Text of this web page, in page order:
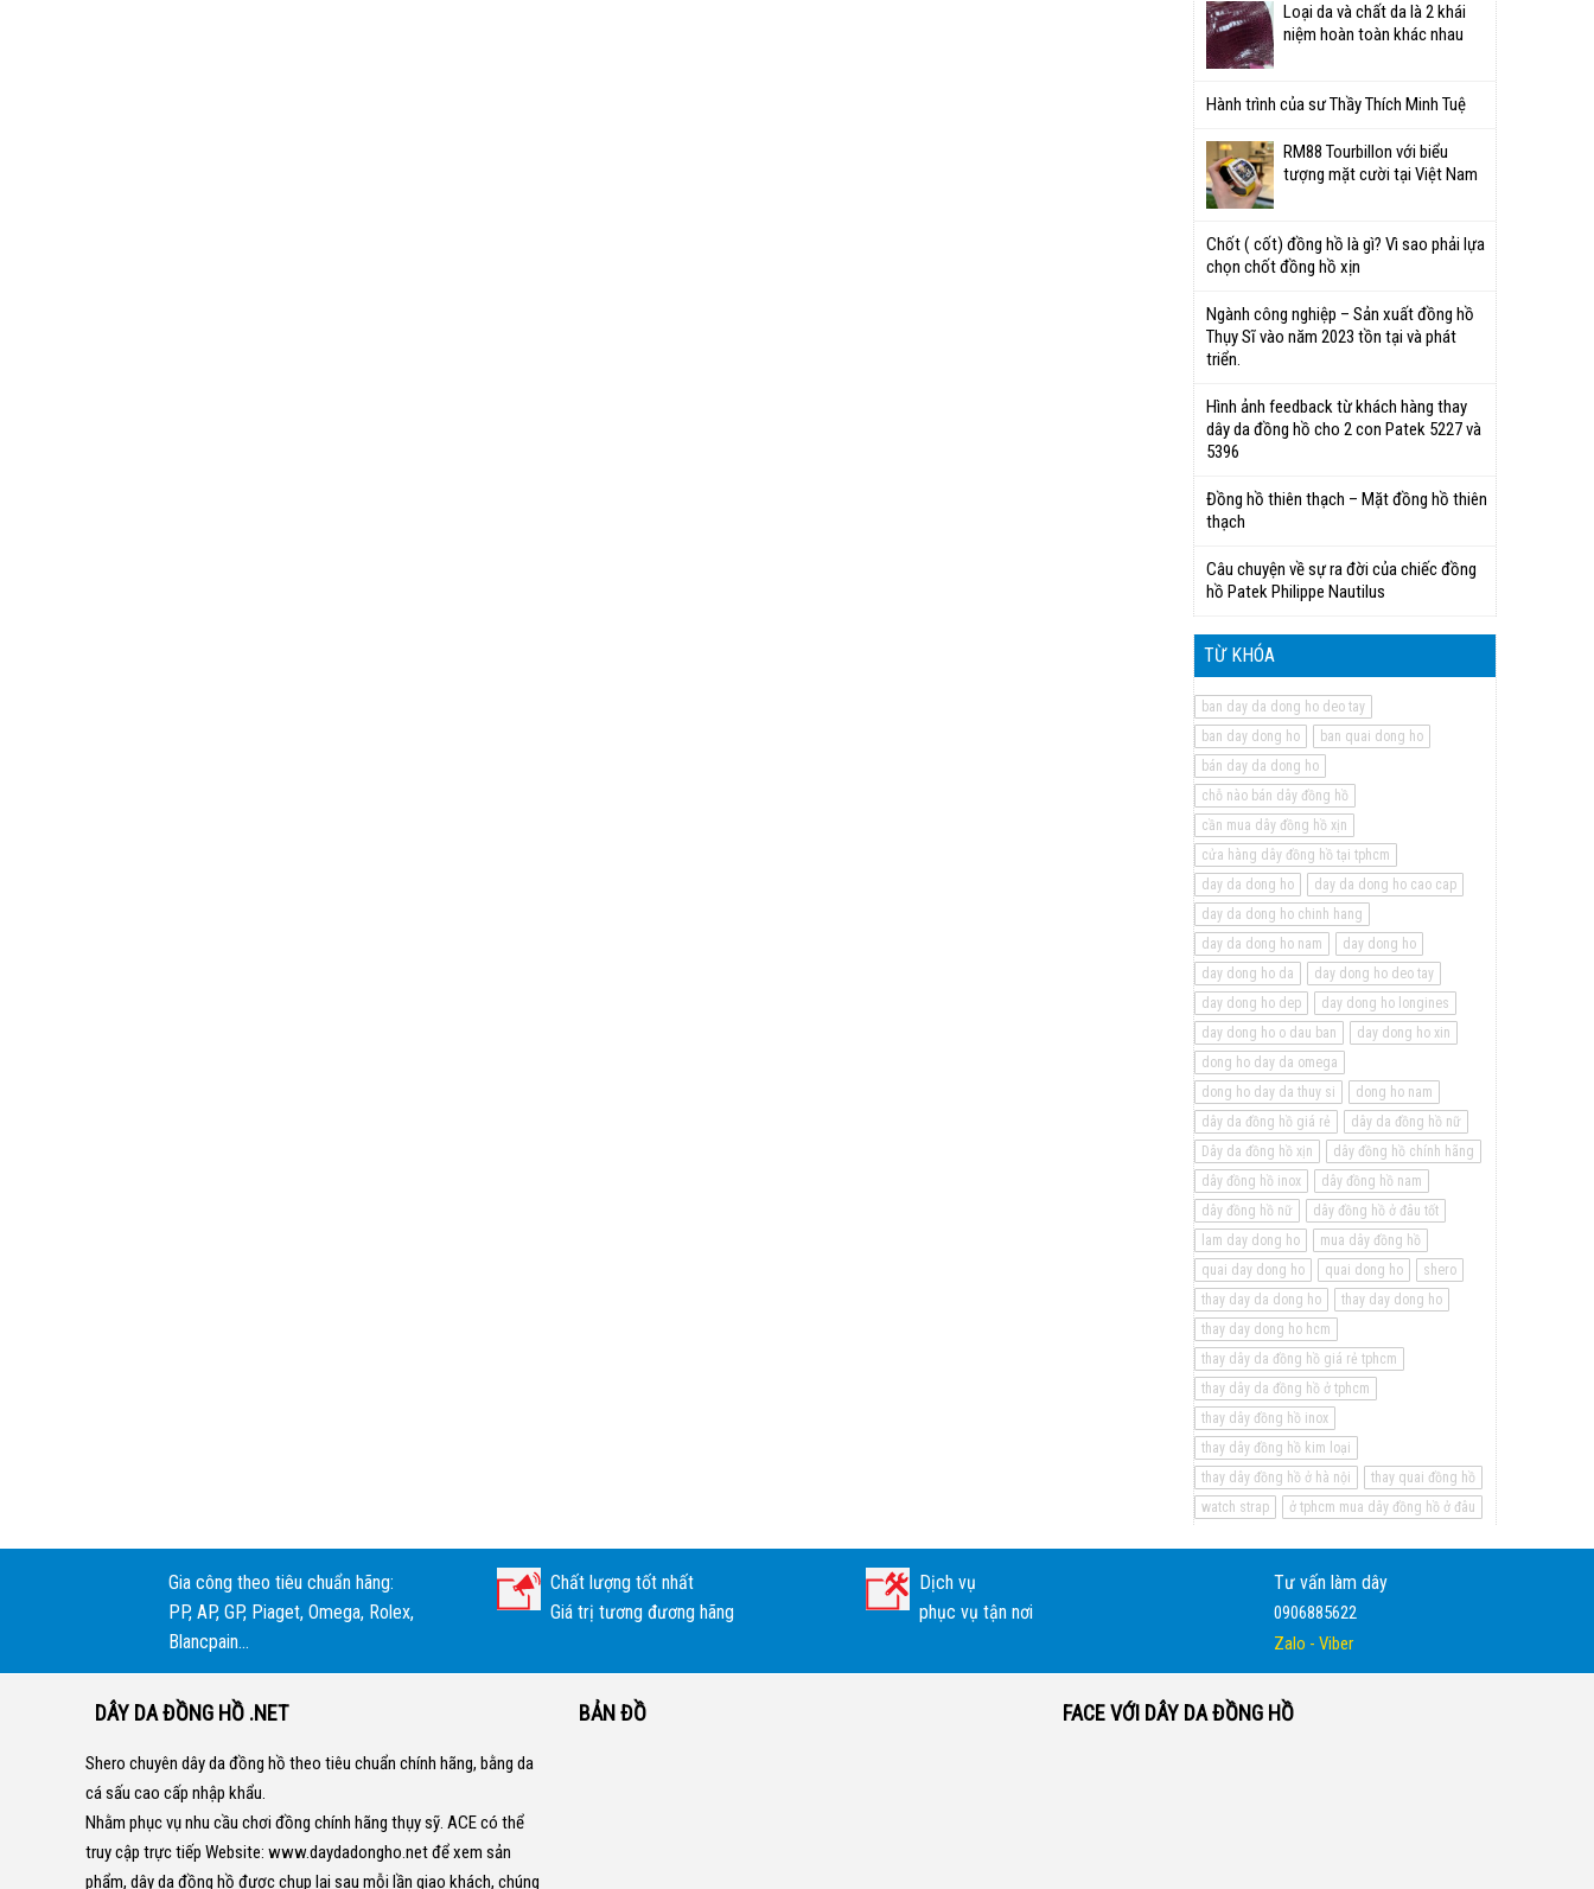
Loại da và chất da là 2 khái
niệm hoàn toàn khác nhau
Hành trình của sư Thầy Thích Minh Tuệ
RM88 Tourbillon với biểu
tượng mặt cười tại Việt Nam
Chốt ( cốt) đồng hồ là gì? Vì sao phải lựa
chọn chốt đồng hồ xịn
Ngành công nghiệp – Sản xuất đồng hồ
Thụy Sĩ vào năm 2023 tồn tại và phát
triển.
Hình ảnh feedback từ khách hàng thay
dây da đồng hồ cho 2 con Patek 5227 và
5396
Đồng hồ thiên thạch – Mặt đồng hồ thiên
thạch
Câu chuyện về sự ra đời của chiếc đồng
hồ Patek Philippe Nautilus
TỪ KHÓA
ban day da dong ho deo tay
ban day dong ho
ban quai dong ho
bán day da dong ho
chỗ nào bán dây đồng hồ
cần mua dây đồng hồ xịn
cửa hàng dây đồng hồ tại tphcm
day da dong ho
day da dong ho cao cap
day da dong ho chinh hang
day da dong ho nam
day dong ho
day dong ho da
day dong ho deo tay
day dong ho dep
day dong ho longines
day dong ho o dau ban
day dong ho xin
dong ho day da omega
dong ho day da thuy si
dong ho nam
dây da đồng hồ giá rẻ
dây da đồng hồ nữ
Dây da đồng hồ xịn
dây đồng hồ chính hãng
dây đồng hồ inox
dây đồng hồ nam
dây đồng hồ nữ
dây đồng hồ ở đâu tốt
lam day dong ho
mua dây đồng hồ
quai day dong ho
quai dong ho
shero
thay day da dong ho
thay day dong ho
thay day dong ho hcm
thay dây da đồng hồ giá rẻ tphcm
thay dây da đồng hồ ở tphcm
thay dây đồng hồ inox
thay dây đồng hồ kim loại
thay dây đồng hồ ở hà nội
thay quai đồng hồ
watch strap
ở tphcm mua dây đồng hồ ở đâu
Gia công theo tiêu chuẩn hãng:
PP, AP, GP, Piaget, Omega, Rolex,
Blancpain...
Chất lượng tốt nhất
Giá trị tương đương hãng
Dịch vụ
phục vụ tận nơi
Tư vấn làm dây
0906885622
Zalo - Viber
DÂY DA ĐỒNG HỒ .NET
Shero chuyên dây da đồng hồ theo tiêu chuẩn chính hãng, bằng da
cá sấu cao cấp nhập khẩu.
Nhằm phục vụ nhu cầu chơi đồng chính hãng thụy sỹ. ACE có thể
truy cập trực tiếp Website: www.daydadongho.netđể xem sản
phẩm, dây da đồng hồ được chụp lại sau mỗi lần giao khách, chúng
BẢN ĐỒ FACE VỚI DÂY DA ĐỒNG HỒ